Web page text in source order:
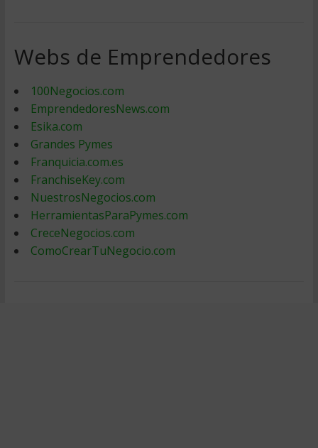
Webs de Emprendedores
100Negocios.com
EmprendedoresNews.com
Esika.com
Grandes Pymes
Franquicia.com.es
FranchiseKey.com
NuestrosNegocios.com
HerramientasParaPymes.com
CreceNegocios.com
ComoCrearTuNegocio.com